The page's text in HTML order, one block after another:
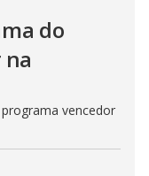
do
vencedor